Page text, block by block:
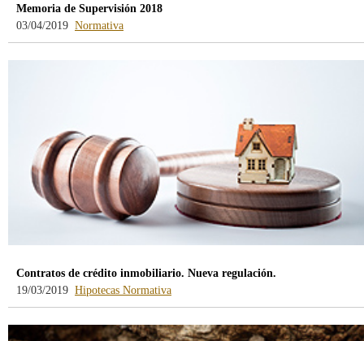
Memoria de Supervisión 2018
03/04/2019 Normativa-
Contratos de crédito inmobiliario. Nueva regulación.
19/03/2019 Hipotecas-
blog
/webcb/Blog/Hipotecas
Normativa-
blog
/webcb/Blog/Otras/Normativa